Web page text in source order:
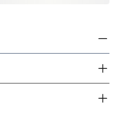
für
bzw. Elementsauna